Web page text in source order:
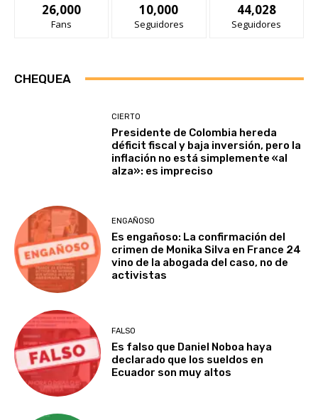
26,000
Fans
10,000
Seguidores
44,028
Seguidores
CHEQUEA
CIERTO
Presidente de Colombia hereda
déficit fiscal y baja inversión, pero la
inflación no está simplemente «al
alza»: es impreciso
ENGAÑOSO
Es engañoso: La confirmación del
crimen de Monika Silva en France 24
vino de la abogada del caso, no de
activistas
FALSO
Es falso que Daniel Noboa haya
declarado que los sueldos en
Ecuador son muy altos